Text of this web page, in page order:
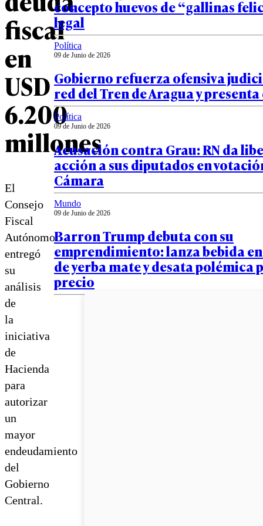
fiscal
en
USD
6.200
millones
El
Consejo
Fiscal
Autónomo
entregó
su
análisis
de
la
iniciativa
de
Hacienda
para
autorizar
un
mayor
endeudamiento
del
Gobierno
Central.
concepto huevos de “gallinas
legal
Política
09 de Junio de 2026
Gobierno refuerza ofensiva
red del Tren de Aragua y
Política
09 de Junio de 2026
Acusación contra Grau: RN da
acción a sus diputados en
Cámara
Mundo
09 de Junio de 2026
Barron Trump debuta con su
emprendimiento: lanza bebida
de yerba mate y desata polémica
precio